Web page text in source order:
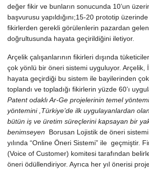
değer fikir ve bunların sonucunda 10’un
başvurusu yapıldığını;15-20 prototip
fikirlerden gerekli görülenlerin pazardan
doğrultusunda hayata geçirildiğini iletiyor.
Arçelik çalışanlarının fikirleri dışında
çok yönlü bir öneri sistemi uyguluyor. Arçelik,
hayata geçirdiği bu sistem ile bayilerinden
toplandı ve topladığı fikirlerin yüzde 60’ı
Patent odaklı Ar-Ge projelerinin temel
yöntemini ,Türkiye’de ilk uygulayanlardan
bütün iş ve üretim süreçlerini kapsayan bir
benimseyen Borusan Lojistik de öneri
yılında “Online Öneri Sistemi” ile geçmiştir.
(Voice of Customer) komitesi tarafından
öneri ödüllendiriyor. Ayrıca her yıl önerisi